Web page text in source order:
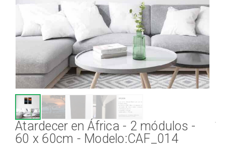
Atardecer en África - 2 módulos -
60 x 60cm - Modelo:CAF_014